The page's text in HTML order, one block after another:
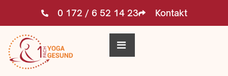
0 172 / 6 52 14 23 Kontakt